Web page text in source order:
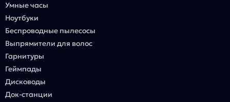
Умные часы
Ноутбуки
Беспроводные пылесосы
Выпрямители для волос
Гарнитуры
Геймпады
Дисководы
Док-станции